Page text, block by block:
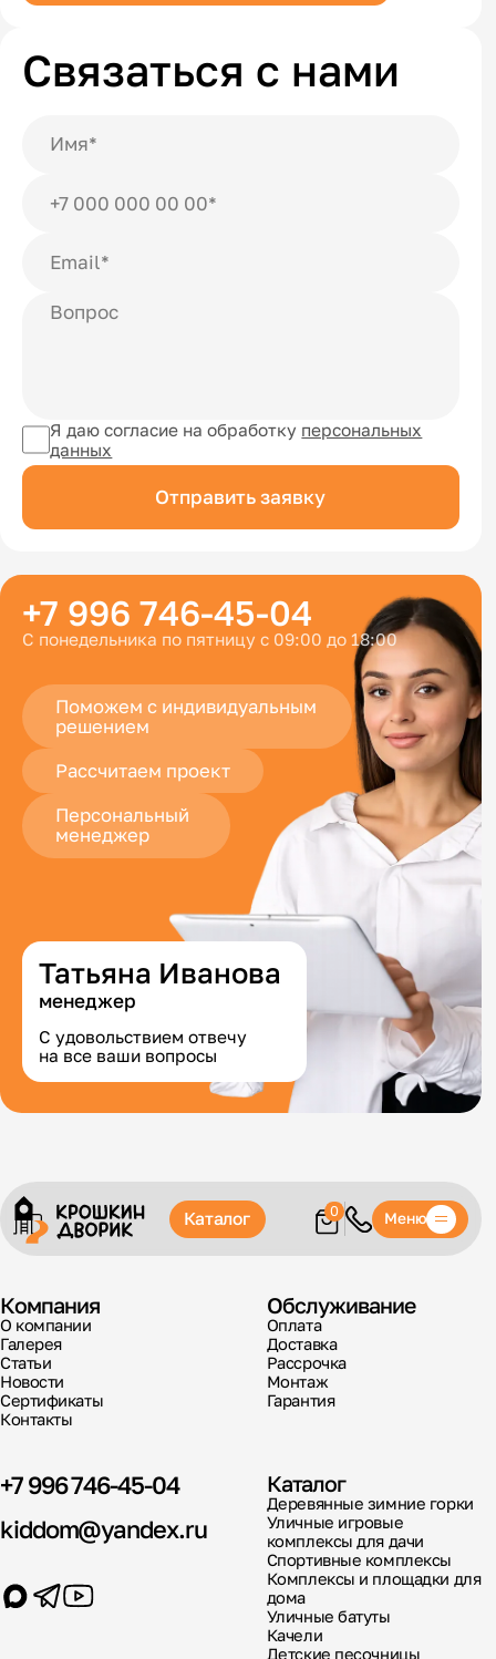
Связаться с нами
Я даю согласие на обработку персональных
данных
Отправить заявку
+7 996 746-45-04
С понедельника по пятницу с 09:00 до 18:00
Поможем с индивидуальным
решением
Рассчитаем проект
Персональный
менеджер
Татьяна Иванова
менеджер
С удовольствием отвечу
на все ваши вопросы
Каталог 0 Меню
+7 996 746-45-04
kiddom@yandex.ru
Компания
О компании
Галерея
Статьи
Новости
Сертификаты
Контакты
Обслуживание
Оплата
Доставка
Рассрочка
Монтаж
Гарантия
Каталог
Деревянные зимние горки
Уличные игровые
комплексы для дачи
Спортивные комплексы
Комплексы и площадки для
дома
Уличные батуты
Качели
Детские песочницы